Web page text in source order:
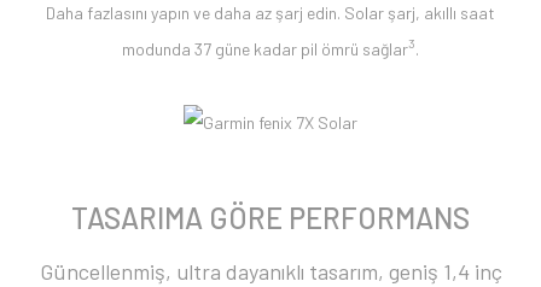
Daha fazlasını yapın ve daha az şarj edin. Solar şarj, akıllı saat
modunda 37 güne kadar pil ömrü sağlar3.
TASARIMA GÖRE PERFORMANS
Güncellenmiş, ultra dayanıklı tasarım, geniş 1,4 inç